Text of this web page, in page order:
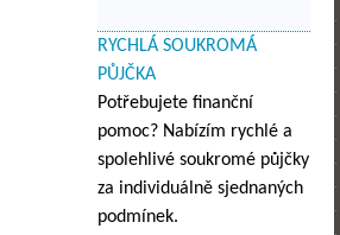
RYCHLÁ SOUKROMÁ
PŮJČKA
Potřebujete finanční
pomoc? Nabízím rychlé a
spolehlivé soukromé půjčky
za individuálně sjednaných
podmínek.